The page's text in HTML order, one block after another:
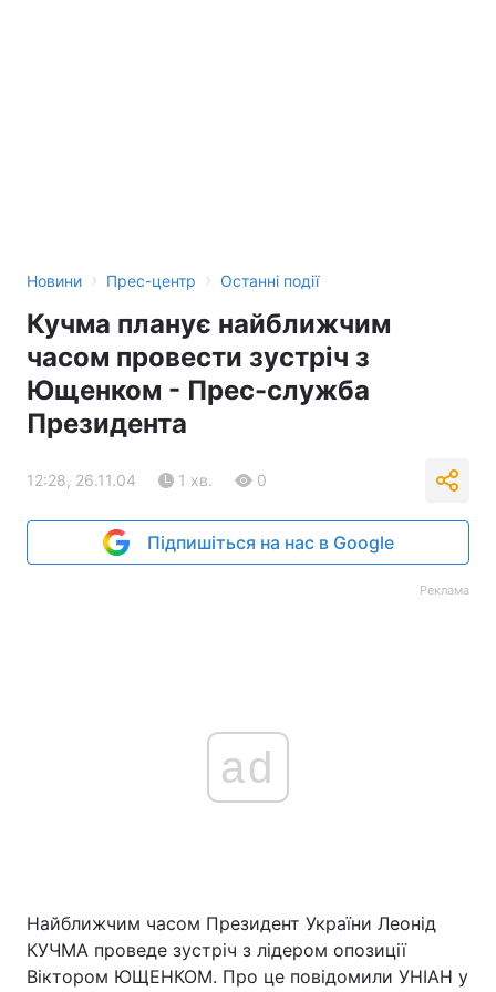
Новини › Прес-центр › Останні події
Кучма планує найближчим
часом провести зустріч з
Ющенком - Прес-служба
Президента
12:28, 26.11.04 1 хв. 0
Підпишіться на нас в Google
Реклама
ad
Найближчим часом Президент України Леонід
КУЧМА проведе зустріч з лідером опозиції
Віктором ЮЩЕНКОМ. Про це повідомили УНІАН у